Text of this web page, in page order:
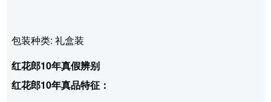
包装种类: 礼盒装
红花郎10年真假辨别
红花郎10年真品特征：